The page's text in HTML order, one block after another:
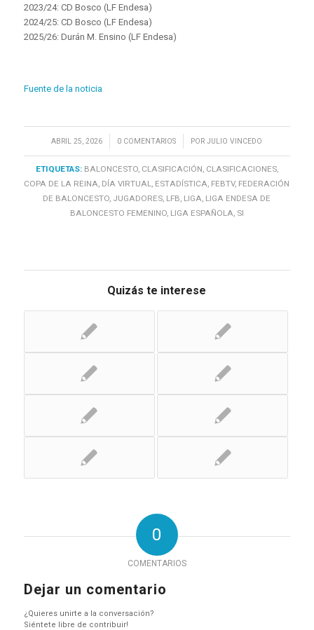
2023/24: CD Bosco (LF Endesa)
2024/25: CD Bosco (LF Endesa)
2025/26: Durán M. Ensino (LF Endesa)
Fuente de la noticia
ABRIL 25, 2026
/ 0 COMENTARIOS
/ PORJULIO VINCEDO
ETIQUETAS: BALONCESTO, CLASIFICACIÓN CLASIFICACIONES,
COPA DE LA REINA DÍA VIRTUAL ESTADÍSTICA FEBTV, FEDERACIÓN
DE BALONCESTO JUGADORES LFB LIGA LIGA ENDESA DE
BALONCESTO FEMENINO, LIGA ESPAÑOLA SI
Quizás te interese
0
COMENTARIOS
Dejar un comentario
¿Quieres unirte a la conversación?
Siéntete libre de contribuir!